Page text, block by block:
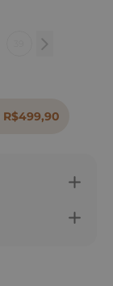
R$499,90